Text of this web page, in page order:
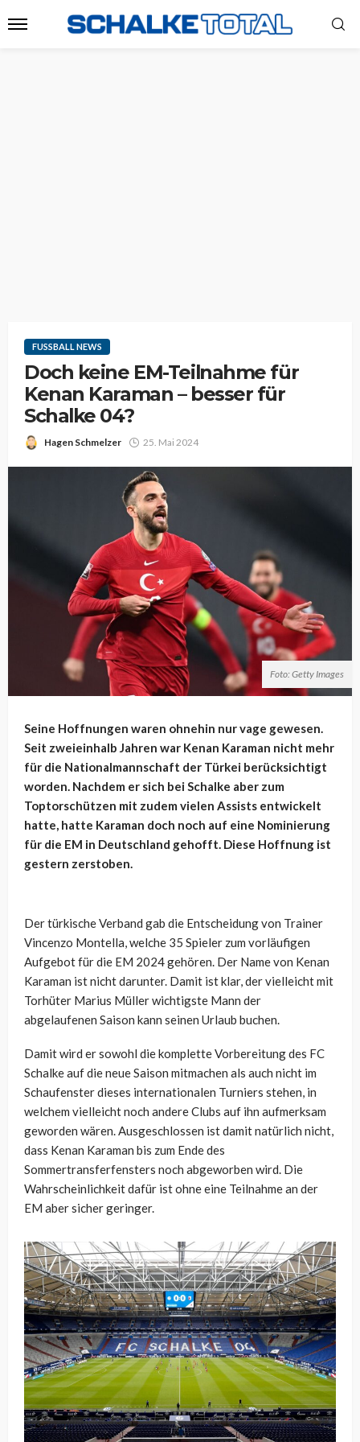
FUSSBALL NEWS
Doch keine EM-Teilnahme für
Kenan Karaman – besser für
Schalke 04?
Hagen Schmelzer 25. Mai 2024
Foto: Getty Images
Seine Hoffnungen waren ohnehin nur vage gewesen.
Seit zweieinhalb Jahren war Kenan Karaman nicht mehr
für die Nationalmannschaft der Türkei berücksichtigt
worden. Nachdem er sich bei Schalke aber zum
Toptorschützen mit zudem vielen Assists entwickelt
hatte, hatte Karaman doch noch auf eine Nominierung
für die EM in Deutschland gehofft. Diese Hoffnung ist
gestern zerstoben.
Der türkische Verband gab die Entscheidung von Trainer
Vincenzo Montella, welche 35 Spieler zum vorläufigen
Aufgebot für die EM 2024 gehören. Der Name von Kenan
Karaman ist nicht darunter. Damit ist klar, der vielleicht mit
Torhüter Marius Müller wichtigste Mann der
abgelaufenen Saison kann seinen Urlaub buchen.
Damit wird er sowohl die komplette Vorbereitung des FC
Schalke auf die neue Saison mitmachen als auch nicht im
Schaufenster dieses internationalen Turniers stehen, in
welchem vielleicht noch andere Clubs auf ihn aufmerksam
geworden wären. Ausgeschlossen ist damit natürlich nicht,
dass Kenan Karaman bis zum Ende des
Sommertransferfensters noch abgeworben wird. Die
Wahrscheinlichkeit dafür ist ohne eine Teilnahme an der
EM aber sicher geringer.